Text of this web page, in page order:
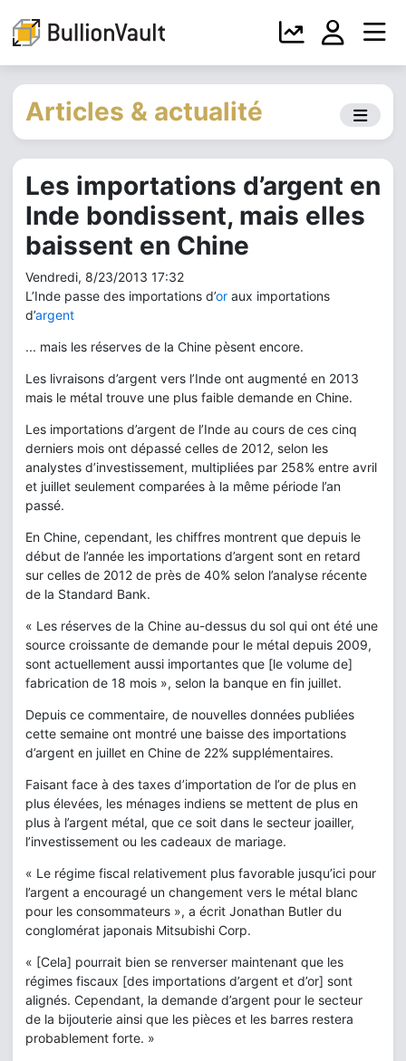
Articles & actualité
Les importations d’argent en
Inde bondissent, mais elles
baissent en Chine
Vendredi, 8/23/2013 17:32
L’Inde passe des importations d’or aux importations
d’argent
... mais les réserves de la Chine pèsent encore.
Les livraisons d’argent vers l’Inde ont augmenté en 2013
mais le métal trouve une plus faible demande en Chine.
Les importations d’argent de l’Inde au cours de ces cinq
derniers mois ont dépassé celles de 2012, selon les
analystes d’investissement, multipliées par 258% entre avril
et juillet seulement comparées à la même période l’an
passé.
En Chine, cependant, les chiffres montrent que depuis le
début de l’année les importations d’argent sont en retard
sur celles de 2012 de près de 40% selon l’analyse récente
de la Standard Bank.
« Les réserves de la Chine au-dessus du sol qui ont été une
source croissante de demande pour le métal depuis 2009,
sont actuellement aussi importantes que [le volume de]
fabrication de 18 mois », selon la banque en fin juillet.
Depuis ce commentaire, de nouvelles données publiées
cette semaine ont montré une baisse des importations
d’argent en juillet en Chine de 22% supplémentaires.
Faisant face à des taxes d’importation de l’or de plus en
plus élevées, les ménages indiens se mettent de plus en
plus à l’argent métal, que ce soit dans le secteur joailler,
l’investissement ou les cadeaux de mariage.
« Le régime fiscal relativement plus favorable jusqu’ici pour
l’argent a encouragé un changement vers le métal blanc
pour les consommateurs », a écrit Jonathan Butler du
conglomérat japonais Mitsubishi Corp.
« [Cela] pourrait bien se renverser maintenant que les
régimes fiscaux [des importations d’argent et d’or] sont
alignés. Cependant, la demande d’argent pour le secteur
de la bijouterie ainsi que les pièces et les barres restera
probablement forte. »